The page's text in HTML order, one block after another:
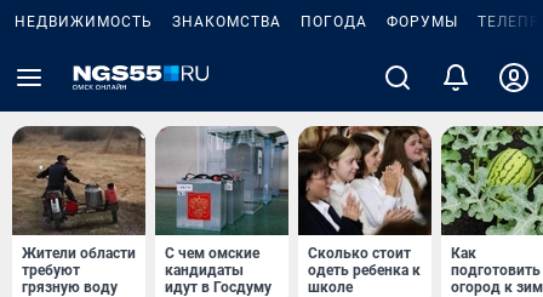
НЕДВИЖИМОСТЬ ЗНАКОМСТВА ПОГОДА ФОРУМЫ
Жители области
требуют
грязную воду
С чем омские
кандидаты
идут в Госдуму
Сколько стоит
одеть ребенка к
школе
Как
подготовить
огород к